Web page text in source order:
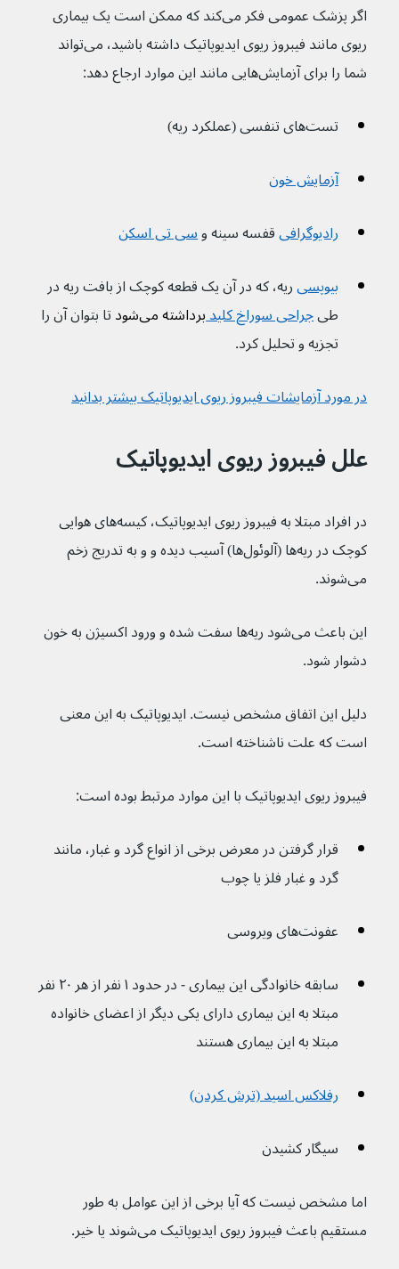
اگر پزشک عمومی فکر می‌کند که ممکن است یک بیماری
ریوی مانند فیبروز ریوی ایدیوپاتیک داشته باشید، می‌تواند
شما را برای آزمایش‌هایی مانند این موارد ارجاع دهد:
تست‌های تنفسی (عملکرد ریه)
آزمایش خون
رادیوگرافیقفسه سینه و سی تی اسکن
بیوپسیریه، که در آن یک قطعه کوچک از بافت ریه در
طی جراحی سوراخ کلید برداشته می‌شود
تا بتوان آن را
تجزیه و تحلیل کرد.
در مورد آزمایشات فیبروز ریوی ایدیوپاتیک بیشتر بدانید
علل فیبروز ریوی ایدیوپاتیک
در افراد مبتلا به فیبروز ریوی ایدیوپاتیک، کیسه‌های هوایی
کوچک در ریه‌ها (آلوئول‌ها) آسیب دیده و و به تدریج زخم
می‌شوند.
این باعث می‌شود ریه‌ها سفت شده و ورود اکسیژن به خون
دشوار شود.
دلیل این اتفاق مشخص نیست. ایدیوپاتیک به این معنی
است که علت ناشناخته است.
فیبروز ریوی ایدیوپاتیک با این موارد مرتبط بوده است:
قرار گرفتن در معرض برخی از انواع گرد و غبار، مانند
گرد و غبار فلز یا چوب
عفونت‌های ویروسی
سابقه خانوادگی این بیماری - در حدود ۱ نفر از هر ۲۰ نفر
مبتلا به این بیماری دارای یکی دیگر از اعضای خانواده
مبتلا به این بیماری هستند
رفلاکس اسید (ترش کردن)
سیگار کشیدن
اما مشخص نیست که آیا برخی از این عوامل به طور
مستقیم باعث فیبروز ریوی ایدیوپاتیک می‌شوند یا خیر.